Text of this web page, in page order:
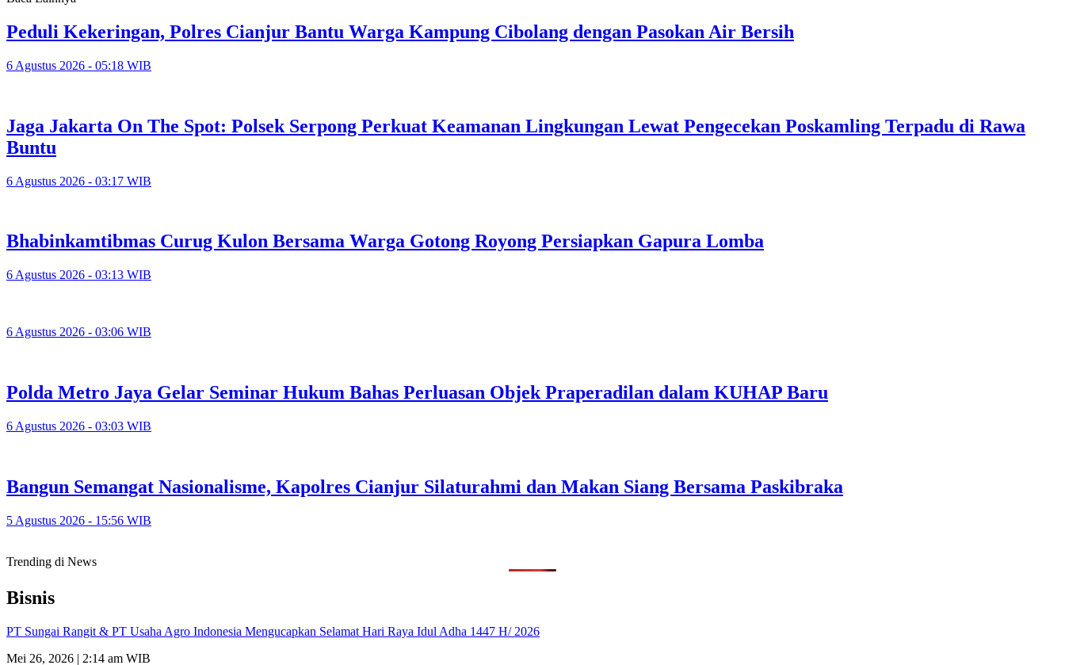
Peduli Kekeringan, Polres Cianjur Bantu Warga Kampung Cibolang dengan Pasokan Air Bersih
6 Agustus 2026 - 05:18 WIB
Jaga Jakarta On The Spot: Polsek Serpong Perkuat Keamanan Lingkungan Lewat Pengecekan Poskamling Terpadu di Rawa
Buntu
6 Agustus 2026 - 03:17 WIB
Bhabinkamtibmas Curug Kulon Bersama Warga Gotong Royong Persiapkan Gapura Lomba
6 Agustus 2026 - 03:13 WIB
6 Agustus 2026 - 03:06 WIB
Polda Metro Jaya Gelar Seminar Hukum Bahas Perluasan Objek Praperadilan dalam KUHAP Baru
6 Agustus 2026 - 03:03 WIB
Bangun Semangat Nasionalisme, Kapolres Cianjur Silaturahmi dan Makan Siang Bersama Paskibraka
5 Agustus 2026 - 15:56 WIB
Trending di News
Bisnis
PT Sungai Rangit & PT Usaha Agro Indonesia Mengucapkan Selamat Hari Raya Idul Adha 1447 H/ 2026
Mei 26, 2026 | 2:14 am WIB